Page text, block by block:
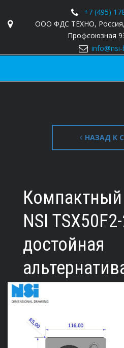
+7 (495)
ООО ФДС ТЕХНО,
Профсоюзная
info@nsi-
НАЗАД К
Компактный
NSI
достойная